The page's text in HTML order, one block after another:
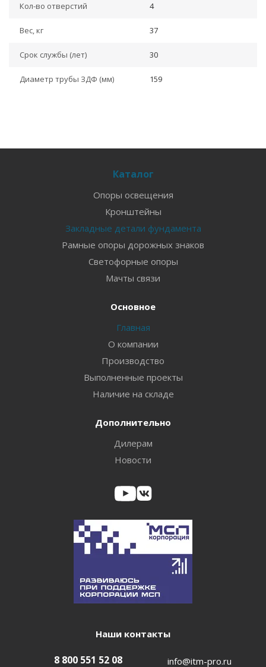
Кол-во отверстий 4
Вес, кг 37
Срок службы (лет) 30
Диаметр трубы ЗДФ (мм) 159
Каталог
Опоры освещения
Кронштейны
Закладные детали фундамента
Рамные опоры дорожных знаков
Светофорные опоры
Мачты связи
Основное
Главная
О компании
Производство
Выполненные проекты
Наличие на складе
Дополнительно
Дилерам
Новости
Наши контакты
8 800 551 52 08 info@itm-pro.ru